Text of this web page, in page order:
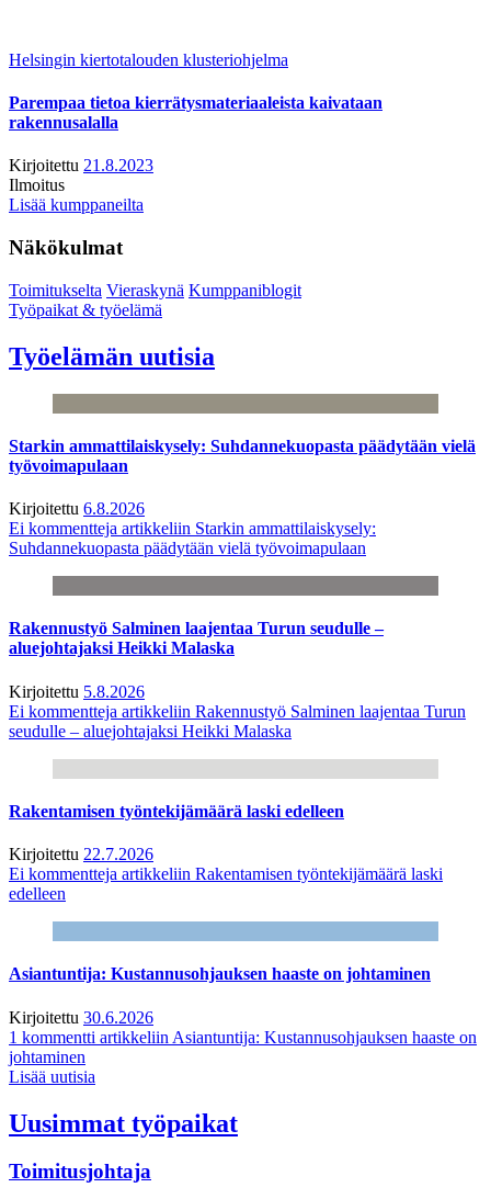
Helsingin kiertotalouden klusteriohjelma
Parempaa tietoa kierrätysmateriaaleista kaivataan
rakennusalalla
Kirjoitettu 21.8.2023
Ilmoitus
Lisää kumppaneilta
Näkökulmat
Toimitukselta Vieraskynä Kumppaniblogit
Työpaikat & työelämä
Työelämän uutisia
Starkin ammattilaiskysely: Suhdannekuopasta päädytään vielä
työvoimapulaan
Kirjoitettu 6.8.2026
Ei kommentteja artikkeliin Starkin ammattilaiskysely:
Suhdannekuopasta päädytään vielä työvoimapulaan
Rakennustyö Salminen laajentaa Turun seudulle –
aluejohtajaksi Heikki Malaska
Kirjoitettu 5.8.2026
Ei kommentteja artikkeliin Rakennustyö Salminen laajentaa Turun
seudulle – aluejohtajaksi Heikki Malaska
Rakentamisen työntekijämäärä laski edelleen
Kirjoitettu 22.7.2026
Ei kommentteja artikkeliin Rakentamisen työntekijämäärä laski
edelleen
Asiantuntija: Kustannusohjauksen haaste on johtaminen
Kirjoitettu 30.6.2026
1 kommentti artikkeliin Asiantuntija: Kustannusohjauksen haaste on
johtaminen
Lisää uutisia
Uusimmat työpaikat
Toimitusjohtaja